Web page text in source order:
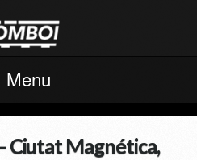
Menu
Ciutat Magnética,